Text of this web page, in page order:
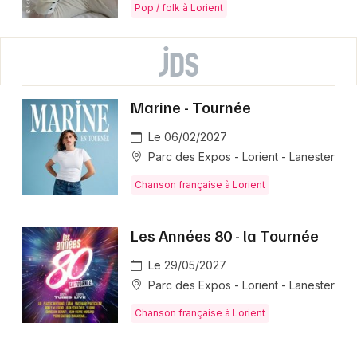
Pop / folk à Lorient
Marine - Tournée
Le 06/02/2027
Parc des Expos - Lorient - Lanester
Chanson française à Lorient
Les Années 80 - la Tournée
Le 29/05/2027
Parc des Expos - Lorient - Lanester
Chanson française à Lorient